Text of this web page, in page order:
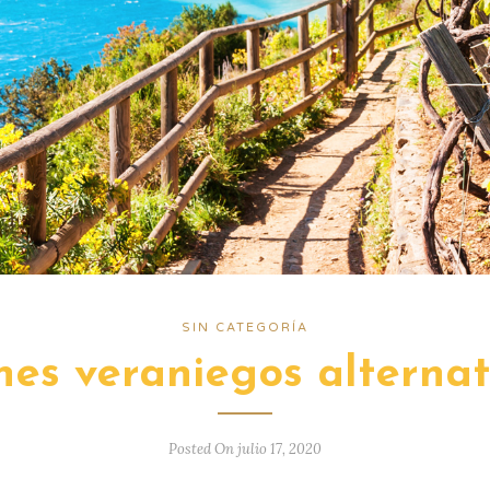
SIN CATEGORÍA
veraniegos
Posted On julio 17, 2020